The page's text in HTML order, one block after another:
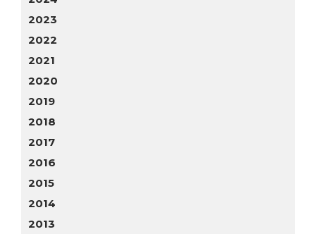
2023
2022
2021
2020
2019
2018
2017
2016
2015
2014
2013